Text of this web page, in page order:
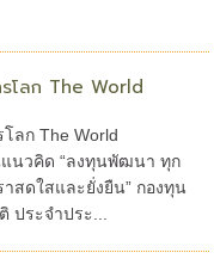
รโลก The World
ลก The World
แนวคิด “ลงทุนพัฒนา ทุก
าสดใสและยั่งยืน” กองทุน
ระจำประ...